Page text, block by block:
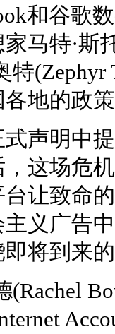
和谷歌
马特·斯
特
地的政
声明中
这场危
台让致命
义广告
即将到来
(Rachel